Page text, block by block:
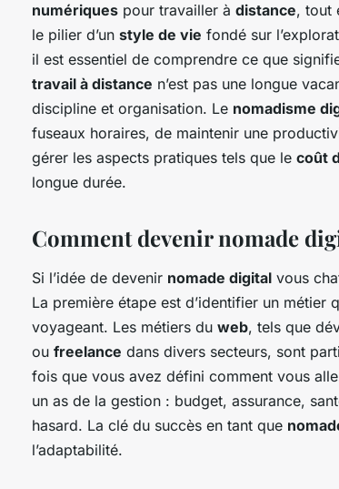
numériques pour travailler à distance, tout
le pilier d’un style de vie fondé sur
il est essentiel de comprendre ce que
travail à distance n’est pas une longue
discipline et organisation. Le nomadisme
fuseaux horaires, de maintenir une
gérer les aspects pratiques tels que le coût
longue durée.
Comment devenir nomade
Si l’idée de devenir nomade digital vous
La première étape est d’identifier un
voyageant. Les métiers du web, tels que
ou freelance dans divers secteurs, sont
fois que vous avez défini comment vous
un as de la gestion : budget, assurance,
hasard. La clé du succès en tant que
l’adaptabilité.